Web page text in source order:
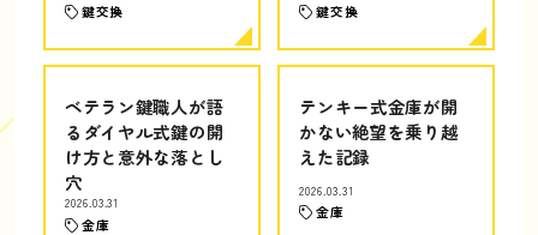
鍵交換 鍵交換
ベテラン鍵職人が語
るダイヤル式鍵の開
け方と意外な落とし
穴
2026.03.31
金庫
テンキー式金庫が開
かない絶望を乗り越
えた記録
2026.03.31
金庫